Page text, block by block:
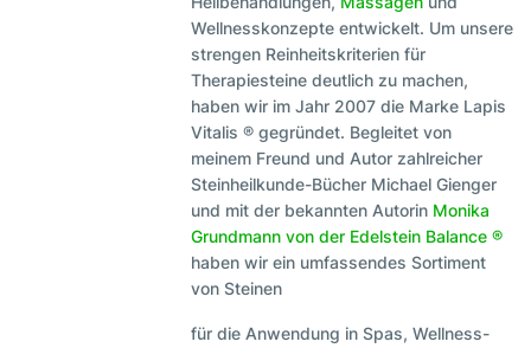
Wellnesskonzepte entwickelt. Um unsere
strengen Reinheitskriterien für
Therapiesteine deutlich zu machen,
haben wir im Jahr 2007 die Marke Lapis
Vitalis ® gegründet. Begleitet von
meinem Freund und Autor zahlreicher
Steinheilkunde-Bücher Michael Gienger
und mit der bekannten Autorin Monika
Grundmann von der Edelstein Balance ®
haben wir ein umfassendes Sortiment
von Steinen
für die Anwendung in Spas, Wellness-